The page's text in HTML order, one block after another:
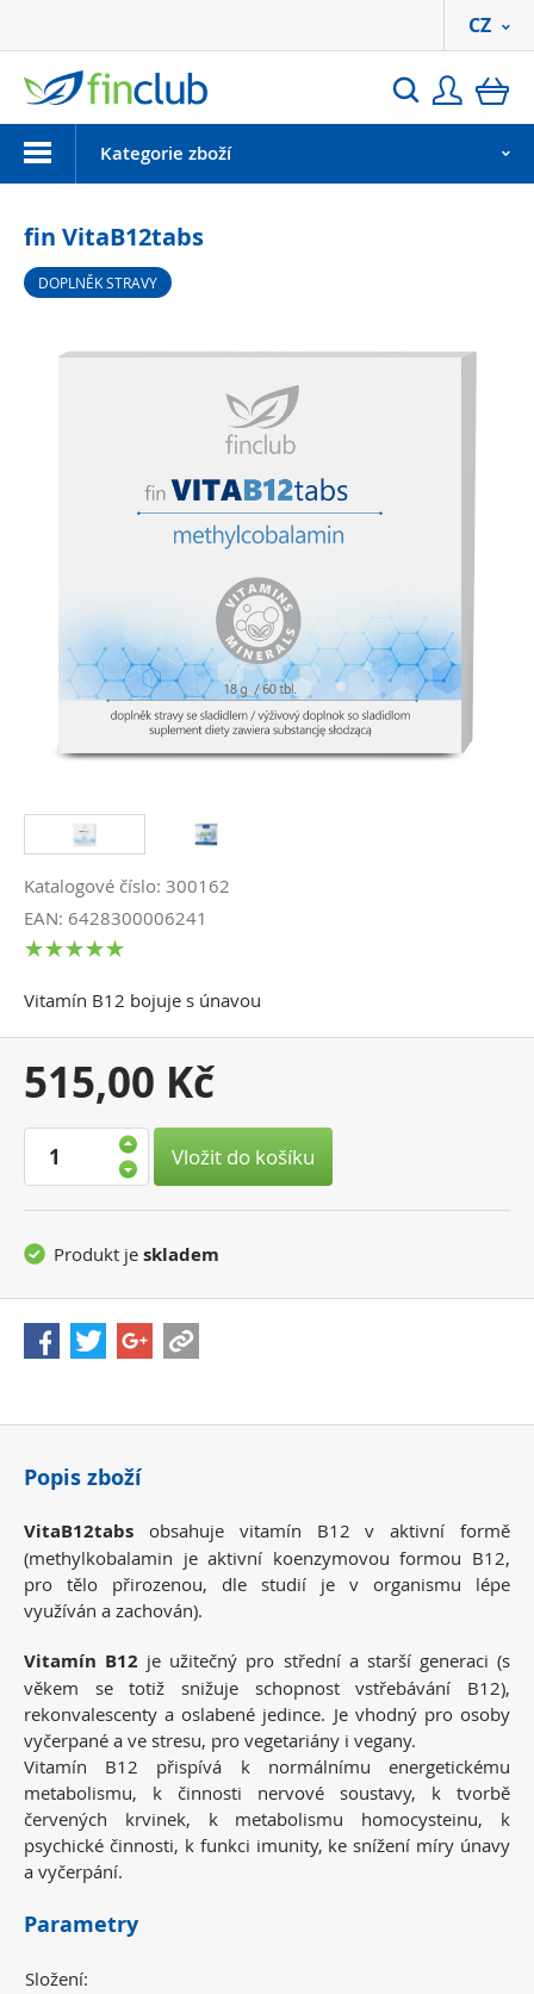
Hledat
CZ
MenuKategorie zboží
fin VitaB12tabs
DOPLNĚK STRAVY
Katalogové číslo: 300162
EAN: 6428300006241
Vitamín B12 bojuje s únavou
Vaše
cena:
515,00 Kč
Vložit do košíku
Produkt je skladem
Popis zboží
VitaB12tabs obsahuje vitamín B12 v aktivní formě
(methylkobalamin je aktivní koenzymovou formou B12,
pro tělo přirozenou, dle studií je v organismu lépe
využíván a zachován).
Vitamín B12 je užitečný pro střední a starší generaci (s
věkem se totiž snižuje schopnost vstřebávání B12),
rekonvalescenty a oslabené jedince. Je vhodný pro osoby
vyčerpané a ve stresu, pro vegetariány i vegany.
Vitamín B12 přispívá k normálnímu energetickému
metabolismu, k činnosti nervové soustavy, k tvorbě
červených krvinek, k metabolismu homocysteinu, k
psychické činnosti, k funkci imunity, ke snížení míry únavy
a vyčerpání.
Parametry
Složení: